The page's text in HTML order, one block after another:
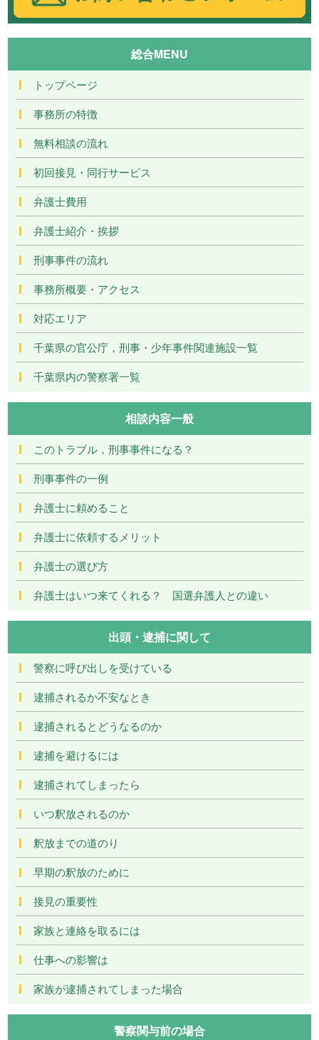
総合MENU
トップページ
事務所の特徴
無料相談の流れ
初回接見・同行サービス
弁護士費用
弁護士紹介・挨拶
刑事事件の流れ
事務所概要・アクセス
対応エリア
千葉県の官公庁，刑事・少年事件関連施設一覧
千葉県内の警察署一覧
相談内容一般
このトラブル，刑事事件になる？
刑事事件の一例
弁護士に頼めること
弁護士に依頼するメリット
弁護士の選び方
弁護士はいつ来てくれる？ 国選弁護人との違い
出頭・逮捕に関して
警察に呼び出しを受けている
逮捕されるか不安なとき
逮捕されるとどうなるのか
逮捕を避けるには
逮捕されてしまったら
いつ釈放されるのか
釈放までの道のり
早期の釈放のために
接見の重要性
家族と連絡を取るには
仕事への影響は
家族が逮捕されてしまった場合
警察関与前の場合